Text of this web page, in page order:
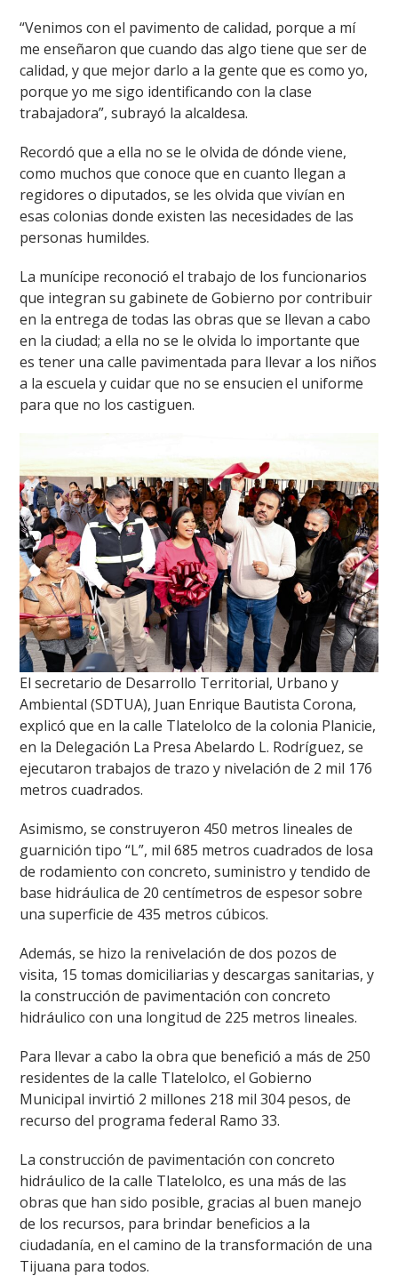
“Venimos con el pavimento de calidad, porque a mí
me enseñaron que cuando das algo tiene que ser de
calidad, y que mejor darlo a la gente que es como yo,
porque yo me sigo identificando con la clase
trabajadora”, subrayó la alcaldesa.
Recordó que a ella no se le olvida de dónde viene,
como muchos que conoce que en cuanto llegan a
regidores o diputados, se les olvida que vivían en
esas colonias donde existen las necesidades de las
personas humildes.
La munícipe reconoció el trabajo de los funcionarios
que integran su gabinete de Gobierno por contribuir
en la entrega de todas las obras que se llevan a cabo
en la ciudad; a ella no se le olvida lo importante que
es tener una calle pavimentada para llevar a los niños
a la escuela y cuidar que no se ensucien el uniforme
para que no los castiguen.
El secretario de Desarrollo Territorial, Urbano y
Ambiental (SDTUA), Juan Enrique Bautista Corona,
explicó que en la calle Tlatelolco de la colonia Planicie,
en la Delegación La Presa Abelardo L. Rodríguez, se
ejecutaron trabajos de trazo y nivelación de 2 mil 176
metros cuadrados.
Asimismo, se construyeron 450 metros lineales de
guarnición tipo “L”, mil 685 metros cuadrados de losa
de rodamiento con concreto, suministro y tendido de
base hidráulica de 20 centímetros de espesor sobre
una superficie de 435 metros cúbicos.
Además, se hizo la renivelación de dos pozos de
visita, 15 tomas domiciliarias y descargas sanitarias, y
la construcción de pavimentación con concreto
hidráulico con una longitud de 225 metros lineales.
Para llevar a cabo la obra que benefició a más de 250
residentes de la calle Tlatelolco, el Gobierno
Municipal invirtió 2 millones 218 mil 304 pesos, de
recurso del programa federal Ramo 33.
La construcción de pavimentación con concreto
hidráulico de la calle Tlatelolco, es una más de las
obras que han sido posible, gracias al buen manejo
de los recursos, para brindar beneficios a la
ciudadanía, en el camino de la transformación de una
Tijuana para todos.